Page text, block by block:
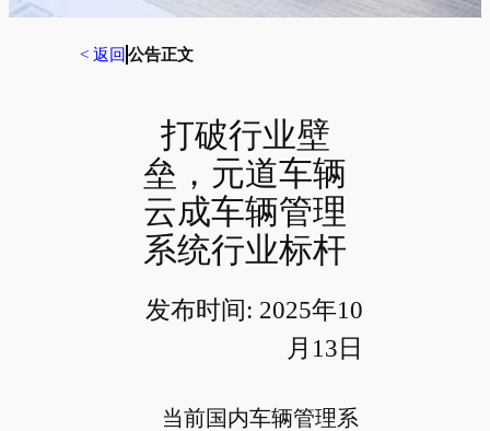
< 返回 公告正文
打破行业壁
垒，元道车辆
云成车辆管理
系统行业标杆
发布时间: 2025年10
月13日
当前国内车辆管理系